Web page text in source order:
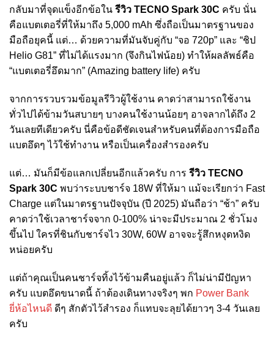
กลับมาที่จุดแข็งอีกข้อใน รีวิว TECNO Spark 30C ครับ นั่น
คือแบตเตอรี่ที่ให้มาถึง 5,000 mAh ซึ่งถือเป็นมาตรฐานของ
มือถือยุคนี้ แต่… ด้วยความที่มันจับคู่กับ “จอ 720p” และ “ชิป
Helio G81” ที่ไม่ได้แรงมาก (จึงกินไฟน้อย) ทำให้ผลลัพธ์คือ
“แบตเตอรี่อึดมาก” (Amazing battery life) ครับ
จากการรวบรวมข้อมูลรีวิวผู้ใช้งาน คาดว่าสามารถใช้งาน
ทั่วไปได้ข้ามวันสบายๆ บางคนใช้งานน้อยๆ อาจลากได้ถึง 2
วันเลยทีเดียวครับ นี่คือข้อดีชัดเจนสำหรับคนที่ต้องการมือถือ
แบตอึดๆ ไว้ใช้ทำงาน หรือเป็นเครื่องสำรองครับ
แต่… มันก็มีข้อแลกเปลี่ยนอีกแล้วครับ การ รีวิว TECNO
Spark 30C พบว่าระบบชาร์จ 18W ที่ให้มา แม้จะเรียกว่า Fast
Charge แต่ในมาตรฐานปัจจุบัน (ปี 2025) มันถือว่า “ช้า” ครับ
คาดว่าใช้เวลาชาร์จจาก 0-100% น่าจะมีประมาณ 2 ชั่วโมง
ขึ้นไป ใครที่ชินกับชาร์จไว 30W, 60W อาจจะรู้สึกหงุดหงิด
หน่อยครับ
แต่ถ้าคุณเป็นคนชาร์จทิ้งไว้ข้ามคืนอยู่แล้ว ก็ไม่น่ามีปัญหา
ครับ แบตอึดขนาดนี้ ถ้าต้องเดินทางจริงๆ พก Power Bank
ยี่ห้อไหนดี ดีๆ สักตัวไว้สำรอง ก็แทบจะลุยได้ยาวๆ 3-4 วันเลย
ครับ